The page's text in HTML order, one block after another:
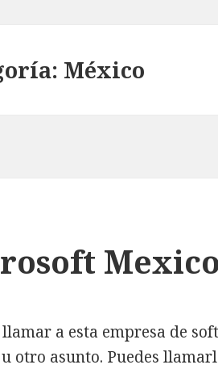
México
llamar a esta empresa de
otro asunto. Puedes